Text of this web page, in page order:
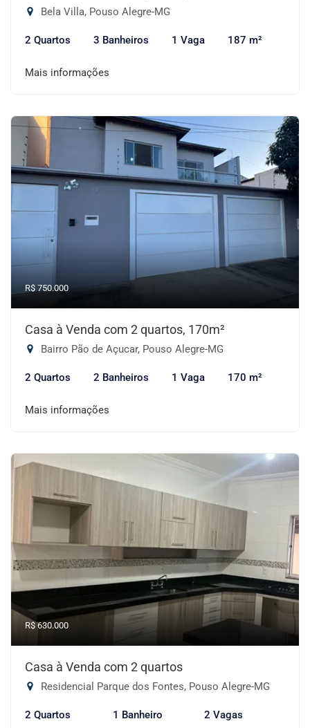
Bela Villa, Pouso Alegre-MG
2 Quartos 3 Banheiros 1 Vaga 187 m²
Mais informações
R$ 750.000
Casa à Venda com 2 quartos, 170m²
Bairro Pão de Açucar, Pouso Alegre-MG
2 Quartos 2 Banheiros 1 Vaga 170 m²
Mais informações
R$ 630.000
Casa à Venda com 2 quartos
Residencial Parque dos Fontes, Pouso Alegre-MG
2 Quartos 1 Banheiro 2 Vagas